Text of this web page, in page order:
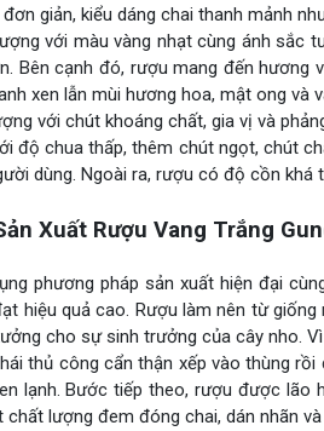
giản, kiểu dáng chai thanh mảnh
với màu vàng nhạt cùng ánh sắc
Bên cạnh đó, rượu mang đến
xen lẫn mùi hương hoa, mật ong và
với chút khoáng chất, gia vị và
độ chua thấp, thêm chút ngọt, chút
dùng. Ngoài ra, rượu có độ cồn
Xuất Rượu Vang Trắng
phương pháp sản xuất hiện đại
hiệu quả cao. Rượu làm nên từ giống
cho sự sinh trưởng của cây nho.
thủ công cẩn thận xếp vào thùng
lạnh. Bước tiếp theo, rượu được
lượng đem đóng chai, dán nhãn